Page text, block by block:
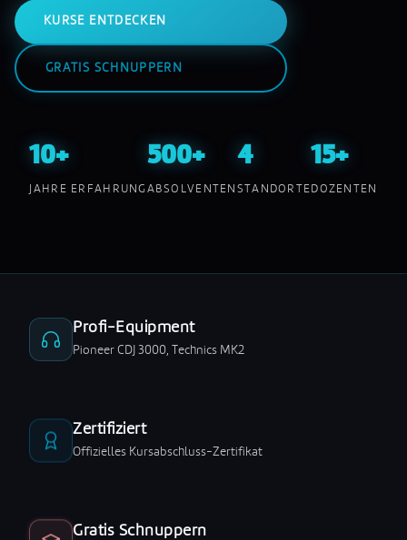
KURSE ENTDECKEN
GRATIS SCHNUPPERN
10+
JAHRE ERFAHRUNG
500+
ABSOLVENTEN
4
STANDORTE
15+
DOZENTEN
Profi-Equipment
Pioneer CDJ 3000, Technics MK2
Zertifiziert
Offizielles Kursabschluss-Zertifikat
Gratis Schnuppern